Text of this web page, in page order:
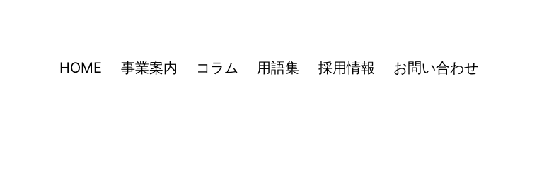
HOME 事業案内 コラム 用語集 採用情報 お問い合わせ